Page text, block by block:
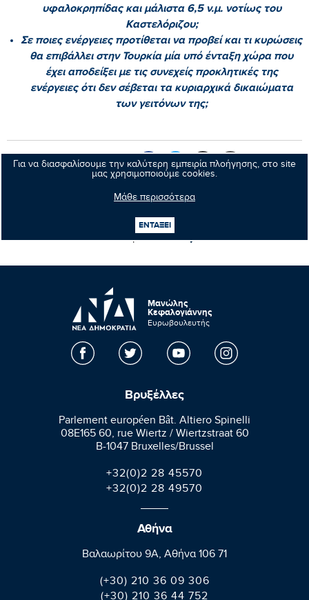
Για να διασφαλίσουμε την καλύτερη εμπειρία πλοήγησης, στο site
μας χρησιμοποιούμε cookies.
Μάθε περισσότερα
ΕΝΤΑΞΕΙ
υφαλοκρηπίδας και μάλιστα 6,5 ν.μ. νοτίως του
Καστελόριζου;
Σε ποιες ενέργειες προτίθεται να προβεί και τι κυρώσεις
θα επιβάλλει στην Τουρκία μία υπό ένταξη χώρα που
έχει αποδείξει με τις συνεχείς προκλητικές της
ενέργειες ότι δεν σέβεται τα κυριαρχικά δικαιώματα
των γειτόνων της;
Κοινοποιήστε:
Επόμενο νέο
Μανώλης
Κεφαλογιάννης
Ευρωβουλευτής
Βρυξέλλες
Parlement européen Bât. Altiero Spinelli
08E165 60, rue Wiertz / Wiertzstraat 60
B-1047 Bruxelles/Brussel
+32(0)2 28 45570
+32(0)2 28 49570
Αθήνα
Βαλαωρίτου 9A, Aθήνα 106 71
(+30) 210 36 09 306